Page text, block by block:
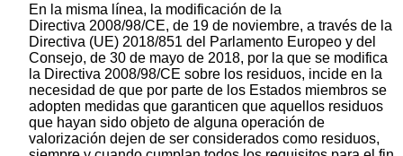
En la misma línea, la modificación de la
Directiva 2008/98/CE, de 19 de noviembre, a través de la
Directiva (UE) 2018/851 del Parlamento Europeo y del
Consejo, de 30 de mayo de 2018, por la que se modifica
la Directiva 2008/98/CE sobre los residuos, incide en la
necesidad de que por parte de los Estados miembros se
adopten medidas que garanticen que aquellos residuos
que hayan sido objeto de alguna operación de
valorización dejen de ser considerados como residuos,